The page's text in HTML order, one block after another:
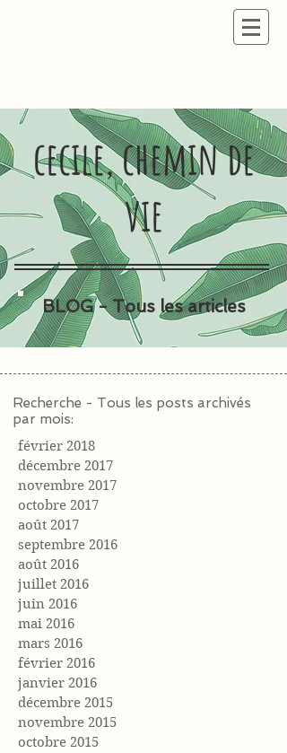
cecile, chemin de
vie
BLOG - Tous les articles
Recherche - Tous les posts archivés
par mois:
février 2018
décembre 2017
novembre 2017
octobre 2017
août 2017
septembre 2016
août 2016
juillet 2016
juin 2016
mai 2016
mars 2016
février 2016
janvier 2016
décembre 2015
novembre 2015
octobre 2015